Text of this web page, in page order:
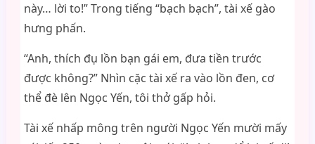
này… lời to!” Trong tiếng “bạch bạch”, tài xế gào
hưng phấn.
“Anh, thích đụ lồn bạn gái em, đưa tiền trước
được không?” Nhìn cặc tài xế ra vào lồn đen, cơ
thể đè lên Ngọc Yến, tôi thở gấp hỏi.
Tài xế nhấp mông trên người Ngọc Yến mười mấy